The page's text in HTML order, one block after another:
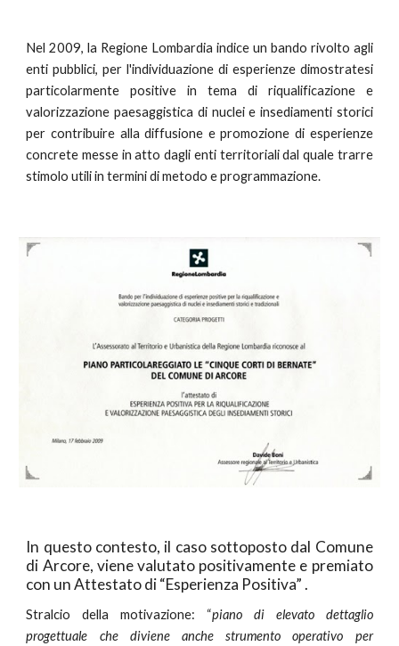
Nel 2009, la Regione Lombardia indice un bando rivolto agli
enti pubblici, per l'individuazione di esperienze dimostratesi
particolarmente positive in tema di riqualificazione e
valorizzazione paesaggistica di nuclei e insediamenti storici
per contribuire alla diffusione e promozione di esperienze
concrete messe in atto dagli enti territoriali dal quale trarre
stimolo utili in termini di metodo e programmazione.
In questo contesto, il caso sottoposto dal Comune
di Arcore, viene valutato positivamente e premiato
con un Attestato di “Esperienza Positiva” .
Stralcio della motivazione: “piano di elevato dettaglio
progettuale che diviene anche strumento operativo per